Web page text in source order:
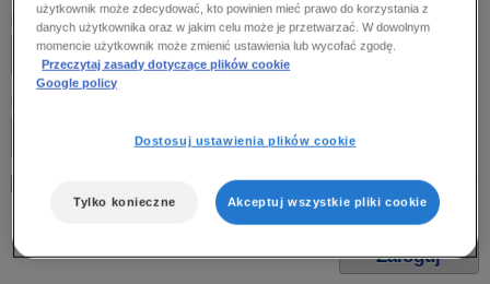
Hasło
Przypomnij hasło
użytkownik może zdecydować, kto powinien mieć prawo do korzystania z
danych użytkownika oraz w jakim celu może je przetwarzać. W dowolnym
momencie użytkownik może zmienić ustawienia lub wycofać zgodę.
Przeczytaj zasady dotyczące plików cookie
Google policy
Dostosuj ustawienia plików cookie
Tylko konieczne Akceptuj wszystkie pliki cookie